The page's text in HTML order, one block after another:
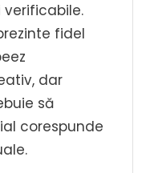
fidel
dar
să
corespunde